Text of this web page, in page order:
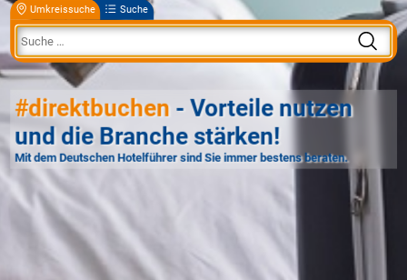
Umkreissuche Suche
#direktbuchen - Vorteile nutzen
und die Branche stärken!
Mit dem Deutschen Hotelführer sind Sie immer bestens beraten.